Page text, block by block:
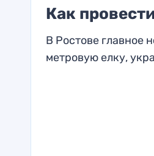
Как
В Ростове главное
метровую елку,